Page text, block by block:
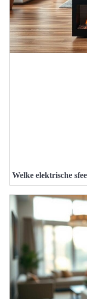
Welke elektrische